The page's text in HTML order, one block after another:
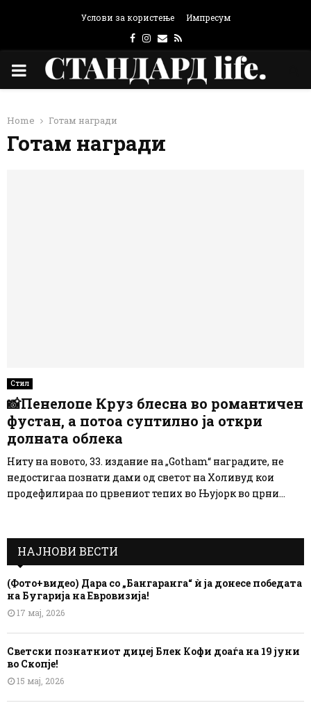
Услови за користење Импресум
Facebook
Instagram
Email
Rss
PRIMARY
Home Готам награди
Готам награди
Стил
📸Пенелопе Круз блесна во романтичен
фустан, а потоа суптилно ја откри
долната облека
Ниту на новото, 33. издание на „Gotham“ наградите, не
недостигаа познати дами од светот на Холивуд кои
продефилираа по црвениот тепих во Њујорк во црни...
НАЈНОВИ ВЕСТИ
(Фото+видео) Дара со „Бангаранга“ ѝ ја донесе победата
на Бугарија на Евровизија!
17 мај, 2026
Светски познатниот диџеј Блек Кофи доаѓа на 19 јуни
во Скопје!
15 мај, 2026